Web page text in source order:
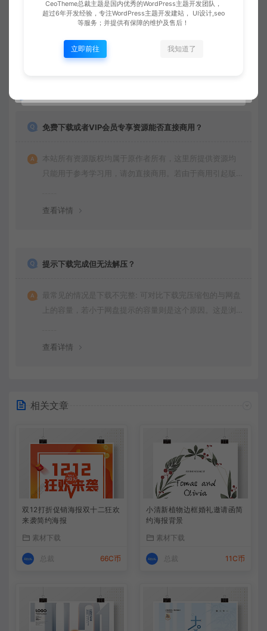
免费下载或者VIP会员专享资源能否直接商用？
本站所有资源版权均属于原作者所有，这里所提供资源均
只能用于参考学习用，请勿直接商用。若由于商用引起版
查看详情
提示下载完成但无法解压？
最常见的情况是下载不完整: 可对比下载完压缩包的与网盘
上的容量，若小于网盘提示的容量则是这个原因。这是浏
查看详情
相关文章
双12打折促销海报双十二狂欢
来袭简约海报
素材下载
总裁 66C币
小清新植物边框婚礼邀请函简
约海报背景
素材下载
总裁 11C币
CeoTheme总裁主题是国内优秀的WordPress主题开发团队，
超过6年开发经验，专注WordPress主题开发建站， UI设计,seo
等服务；并提供有保障的维护及售后！
立即前往 我知道了